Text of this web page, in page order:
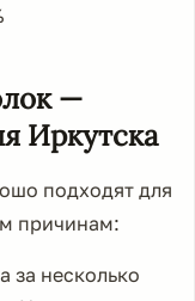
—
Иркутска
подходят для
причинам:
за несколько